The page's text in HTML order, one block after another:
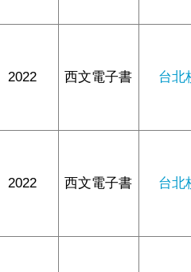
2022 西文電子書 台北
2022 西文電子書 台北